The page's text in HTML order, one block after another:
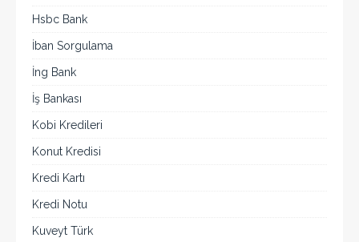
Hsbc Bank
İban Sorgulama
İng Bank
İş Bankası
Kobi Kredileri
Konut Kredisi
Kredi Kartı
Kredi Notu
Kuveyt Türk